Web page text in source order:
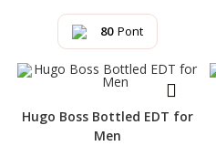
80 Pont
Hugo Boss Bottled EDT for
Men